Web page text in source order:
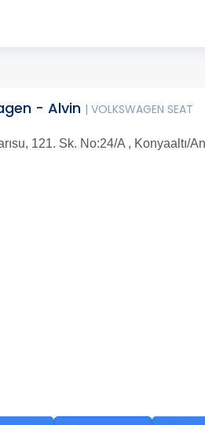
- Alvin | VOLKSWAGEN SEAT
121. Sk. No:24/A , Konyaaltı/